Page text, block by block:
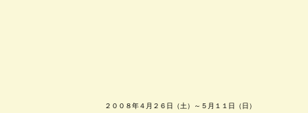
２００８年４月２６日（土）～５月１１日（日）